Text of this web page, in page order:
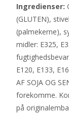
Ingredienser:
(GLUTEN),
(palmekerne),
midler: E325,
E120, E133,
AF SOJA OG
forekomme.
på